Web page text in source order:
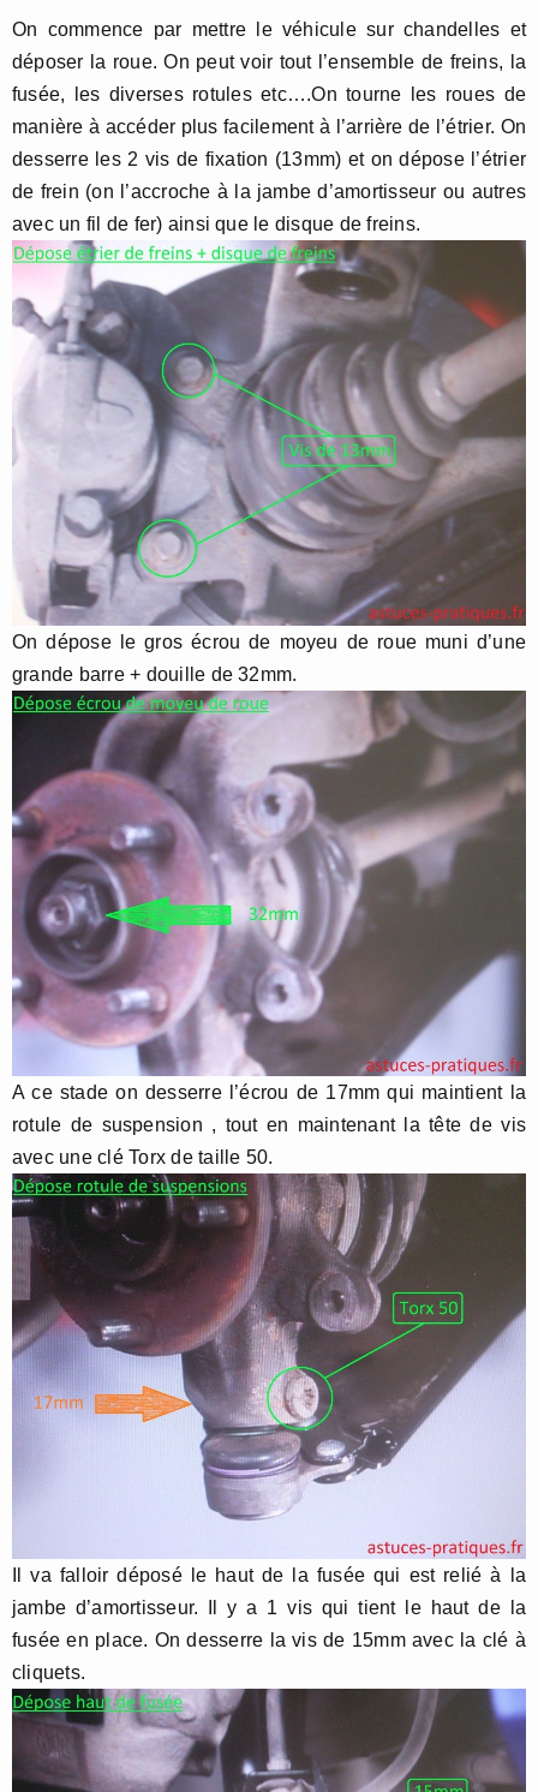
On commence par mettre le véhicule sur chandelles et
déposer la roue. On peut voir tout l’ensemble de freins, la
fusée, les diverses rotules etc….On tourne les roues de
manière à accéder plus facilement à l’arrière de l’étrier. On
desserre les 2 vis de fixation (13mm) et on dépose l’étrier
de frein (on l’accroche à la jambe d’amortisseur ou autres
avec un fil de fer) ainsi que le disque de freins.
On dépose le gros écrou de moyeu de roue muni d’une
grande barre + douille de 32mm.
A ce stade on desserre l’écrou de 17mm qui maintient la
rotule de suspension , tout en maintenant la tête de vis
avec une clé Torx de taille 50.
Il va falloir déposé le haut de la fusée qui est relié à la
jambe d’amortisseur. Il y a 1 vis qui tient le haut de la
fusée en place. On desserre la vis de 15mm avec la clé à
cliquets.